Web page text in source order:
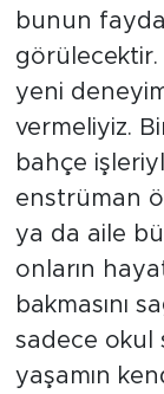
bunun
görülecektir.
yeni
vermeliyiz.
bahçe
enstrüman
ya da aile
onların
bakmasını
sadece okul
yaşamın